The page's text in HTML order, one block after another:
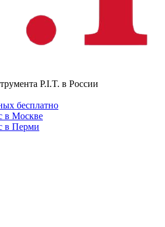
P.I.T. в России
бесплатно
в Москве
в Перми